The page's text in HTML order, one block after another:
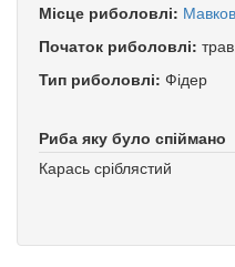
Місце риболовлі:
Початок риболовлі:
Тип риболовлі: Фідер
Риба яку було спіймано
Карась сріблястий